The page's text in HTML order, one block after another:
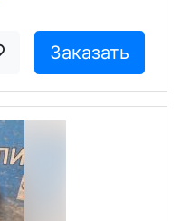
Заказать